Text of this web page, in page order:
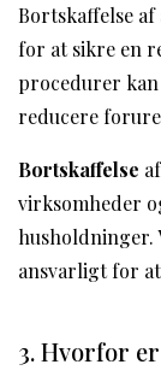
Bortskaffelse
for at sikre en
procedurer
reducere
Bortskaffelse af
virksomheder
husholdninger.
ansvarligt for
3. Hvorfor